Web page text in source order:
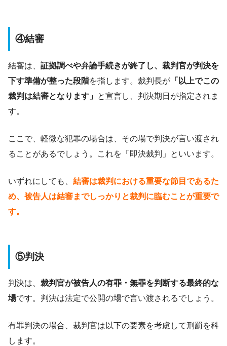
④結審
結審は、 証拠調べや弁論手続きが終了し、裁判官が判決を
下す準備が整った段階を指します。裁判長が 「以上でこの
裁判は結審となります」 と宣言し、判決期日が指定されま
す。
ここで、軽微な犯罪の場合は、その場で判決が言い渡され
ることがあるでしょう。これを「即決裁判」といいます。
いずれにしても、 結審は裁判における重要な節目であるた
め、被告人は結審までしっかりと裁判に臨むことが重要で
す。
⑤判決
判決は、 裁判官が被告人の有罪・無罪を判断する最終的な
場です。判決は法定で公開の場で言い渡されるでしょう。
有罪判決の場合、裁判官は以下の要素を考慮して刑罰を科
します。